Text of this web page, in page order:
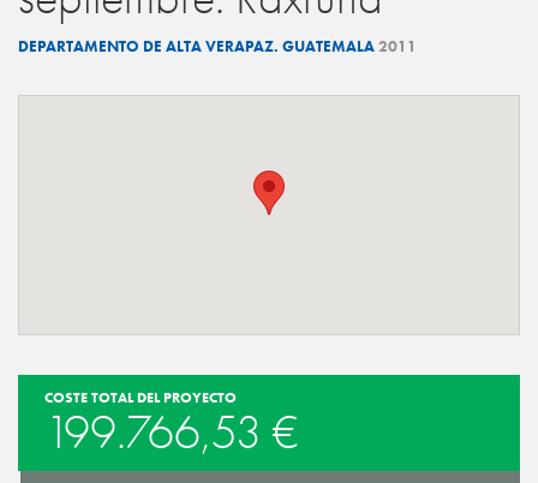
DEPARTAMENTO DE ALTA VERAPAZ. GUATEMALA2011
COSTE TOTAL DEL PROYECTO
199.766,53 €